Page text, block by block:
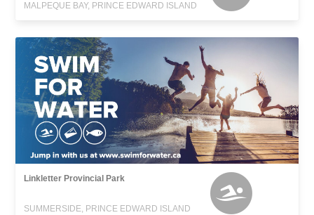
MALPEQUE BAY, PRINCE EDWARD ISLAND
Linkletter Provincial Park
SUMMERSIDE, PRINCE EDWARD ISLAND